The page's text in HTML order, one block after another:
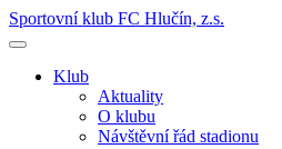
Sportovní klub FC Hlučín, z.s.
Klub
Aktuality
O klubu
Návštěvní řád stadionu